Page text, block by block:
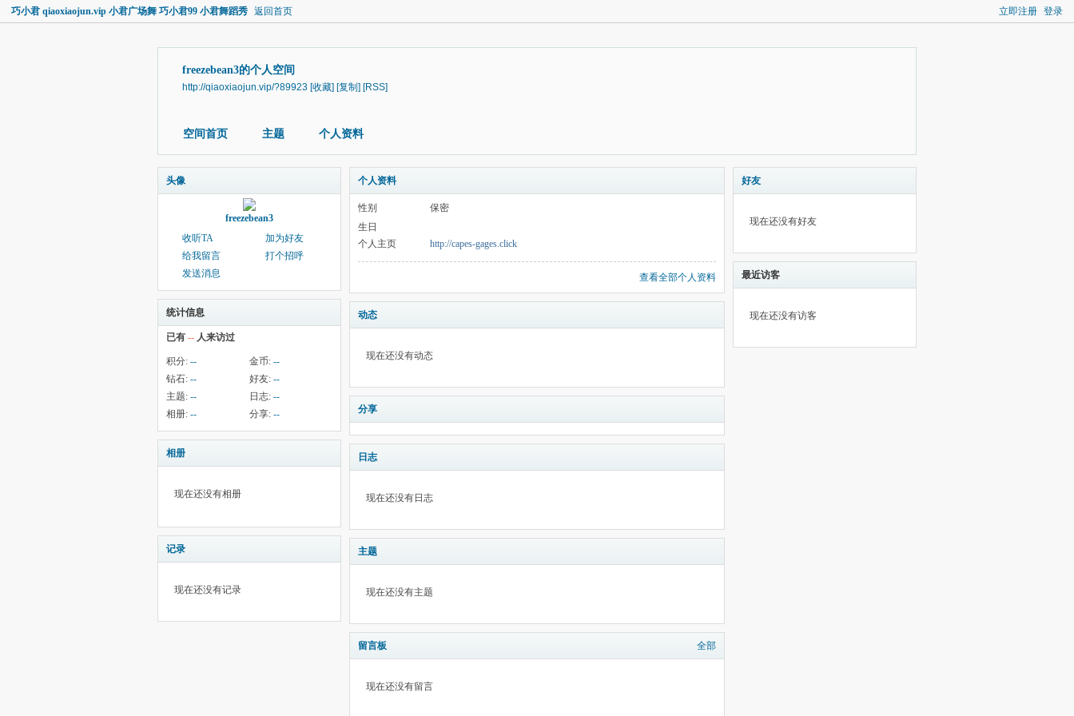
立即注册 登录
巧小君 qiaoxiaojun.vip 小君广场舞 巧小君99 小君舞蹈秀 返回首页
freezebean3的个人空间
http://qiaoxiaojun.vip/?89923 [收藏] [复制] [RSS]
空间首页 主题 个人资料
头像
freezebean3
收听TA
加为好友
给我留言
打个招呼
发送消息
统计信息
已有 -- 人来访过
积分: -- 金币: --
钻石: -- 好友: --
主题: -- 日志: --
相册: -- 分享: --
相册
现在还没有相册
记录
现在还没有记录
个人资料
性别
保密
生日
个人主页
http://capes-gages.click
查看全部个人资料
动态
现在还没有动态
分享
日志
现在还没有日志
主题
现在还没有主题
留言板 全部
现在还没有留言
好友
现在还没有好友
最近访客
现在还没有访客